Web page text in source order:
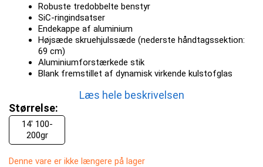
Robuste tredobbelte benstyr
SiC-ringindsatser
Endekappe af aluminium
Højsæde skruehjulssæde (nederste håndtagssektion:
69 cm)
Aluminiumforstærkede stik
Blank fremstillet af dynamisk virkende kulstofglas
Læs hele beskrivelsen
Størrelse:
14' 100-
200gr
Denne vare er ikke længere på lager